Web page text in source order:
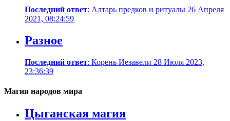
Последний ответ: Алтарь предков и ритуалы 26 Апреля
2021, 08:24:59
Разное
Последний ответ: Корень Иезавели 28 Июля 2023,
23:36:39
Магия народов мира
Цыганская магия